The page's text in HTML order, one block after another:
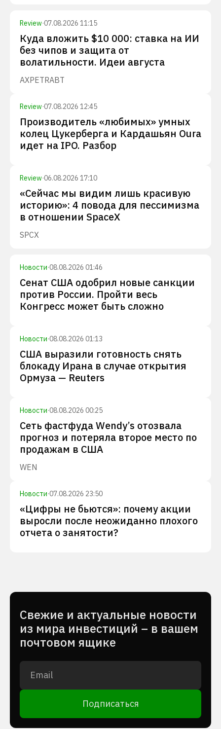
Review·07.08.2026 11:15
Куда вложить $10 000: ставка на ИИ
без чипов и защита от
волатильности. Идеи августа
AXPETRABT
Review·07.08.2026 12:45
Производитель «любимых» умных
колец Цукерберга и Кардашьян Oura
идет на IPO. Разбор
Review·06.08.2026 17:10
«Сейчас мы видим лишь красивую
историю»: 4 повода для пессимизма
в отношении SpaceX
SPCX
Новости·08.08.2026 01:46
Сенат США одобрил новые санкции
против России. Пройти весь
Конгресс может быть сложно
Новости·08.08.2026 01:13
США выразили готовность снять
блокаду Ирана в случае открытия
Ормуза — Reuters
Новости·08.08.2026 00:25
Сеть фастфуда Wendy’s отозвала
прогноз и потеряла второе место по
продажам в США
WEN
Новости·07.08.2026 23:50
«Цифры не бьются»: почему акции
выросли после неожиданно плохого
отчета о занятости?
Cвежие и актуальные новости
из мира инвестиций – в вашем
почтовом ящике
Подписаться